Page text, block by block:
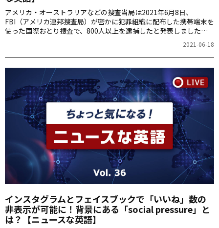
アメリカ・オーストラリアなどの捜査当局は2021年6月8日、
FBI（アメリカ連邦捜査局）が密かに犯罪組織に配布した携帯端末を
使った国際おとり捜査で、800人以上を逮捕したと発表しました。
2021-06-18
インスタグラムとフェイスブックで「いいね」数の
非表示が可能に！背景にある「social pressure」と
は？【ニュースな英語】